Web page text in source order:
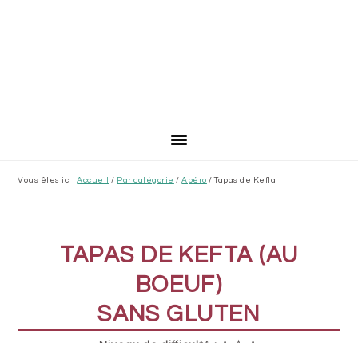
Vous êtes ici :Accueil / Par catégorie / Apéro /Tapas de Kefta
TAPAS DE KEFTA (AU
BOEUF)
SANS GLUTEN